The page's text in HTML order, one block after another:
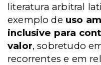
literatura arbitral
exemplo de uso
inclusive para
valor, sobretudo
recorrentes e em